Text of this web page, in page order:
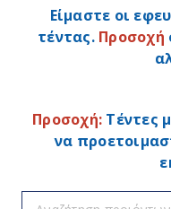
Είμαστε οι
τέντας. Προσοχή
Προσοχή: Τέντες
να